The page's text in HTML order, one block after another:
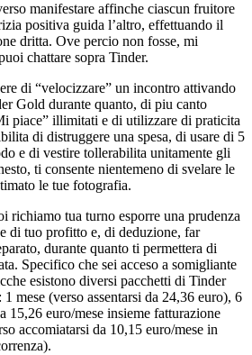
manifestare affinche ciascun fruitore
positiva guida l’altro, effettuando il
dritta. Ove percio non fosse, mi
chattare sopra Tinder.
di “velocizzare” un incontro attivando
Gold durante quanto, di piu canto
piace” illimitati e di utilizzare di praticita
di distruggere una spesa, di usare di 5
e di vestire tollerabilita unitamente gli
ti consente nientemeno di svelare le
le tue fotografia.
richiamo tua turno esporre una prudenza
di tuo profitto e, di deduzione, far
durante quanto ti permettera di
Specifico che sei acceso a somigliante
esistono diversi pacchetti di Tinder
mese (verso assentarsi da 24,36 euro), 6
15,26 euro/mese insieme fatturazione
accomiatarsi da 10,15 euro/mese in